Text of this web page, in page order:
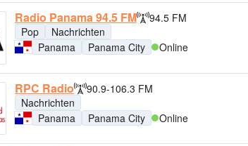
Radio Panama 94.5 FM
94.5 FM
Pop
Nachrichten
Panama
Panama City Online
RPC Radio
90.9-106.3 FM
Nachrichten
Panama
Panama City Online